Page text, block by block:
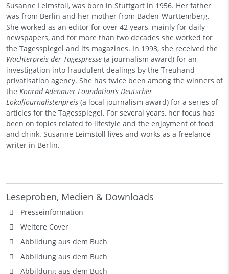
Susanne Leimstoll, was born in Stuttgart in 1956. Her father
was from Berlin and her mother from Baden-Württemberg.
She worked as an editor for over 42 years, mainly for daily
newspapers, and for more than two decades she worked for
the Tagesspiegel and its magazines. In 1993, she received the
Wächterpreis der Tagespresse (a journalism award) for an
investigation into fraudulent dealings by the Treuhand
privatisation agency. She has twice been among the winners of
the Konrad Adenauer Foundation’s Deutscher
Lokaljournalistenpreis (a local journalism award) for a series of
articles for the Tagesspiegel. For several years, her focus has
been on topics related to lifestyle and the enjoyment of food
and drink. Susanne Leimstoll lives and works as a freelance
writer in Berlin.
Leseproben, Medien & Downloads
Presseinformation
Weitere Cover
Abbildung aus dem Buch
Abbildung aus dem Buch
Abbildung aus dem Buch